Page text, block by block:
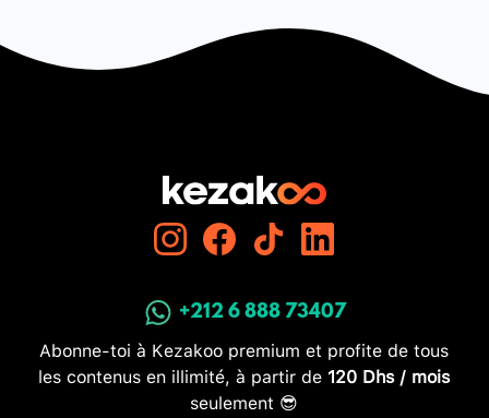
+212 6 888 73407
Abonne-toi à Kezakoo premium et profite de tous
les contenus en illimité, à partir de 120 Dhs / mois
seulement 😎